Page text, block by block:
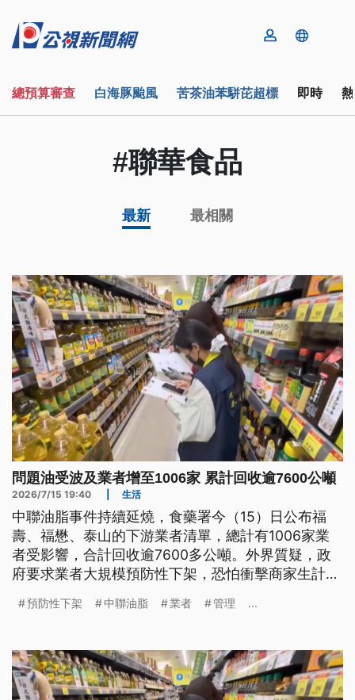
總預算審查 白海豚颱風 苦茶油苯駢芘超標 即時
#聯華食品
最新 最相關
問題油受波及業者增至1006家 累計回收逾7600公噸
2026/7/15 19:40 生活
中聯油脂事件持續延燒，食藥署今（15）日公布福
壽、福懋、泰山的下游業者清單，總計有1006家業
者受影響，合計回收逾7600多公噸。外界質疑，政
府要求業者大規模預防性下架，恐怕衝擊商家生計，
在於保障食品安全，並不代表所有產品都有安全疑
進。衛福部次長林靜儀今日表示，推測黃豆與製程都
有問題，但也指出若業者品管得宜仍可降低。
預防性下架 中聯油脂 業者 管理 ...